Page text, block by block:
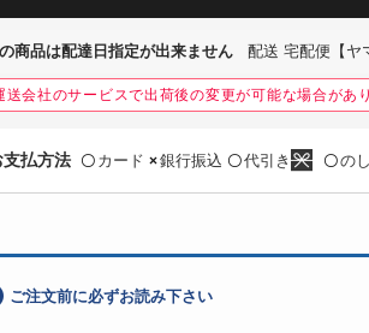
商品は配達日指定が出来ません 配送 宅配便【ヤ
送会社のサービスで出荷後の変更が可能な場合があ
支払方法 〇 カード ×銀行振込 〇代引き 〇の
ご注文前に必ずお読み下さい